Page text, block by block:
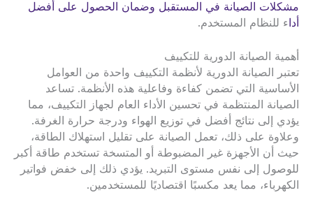
مشكلات الصيانة في المستقبل وضمان الحصول على أفضل
أدا ء للنظام المستخدم.
أهمية الصيانة الدورية للتكييف
تعتبر الصيانة الدورية لأنظمة التكييف واحدة من العوامل
الأساسية التي تضمن كفاءة وفاعلية هذه الأنظمة. تساعد
الصيانة المنتظمة في تحسين الأداء العام لجهاز التكييف، مما
يؤدي إلى نتائج أفضل في توزيع الهواء ودرجة حرارة الغرفة.
وعلاوة على ذلك، تعمل الصيانة على تقليل استهلاك الطاقة،
حيث أن الأجهزة غير المضبوطة أو المتسخة تستخدم طاقة أكبر
للوصول إلى نفس مستوى التبريد. يؤدي ذلك إلى خفض فواتير
الكهرباء، مما يعد مكسبًا اقتصاديًا للمستخدمين.